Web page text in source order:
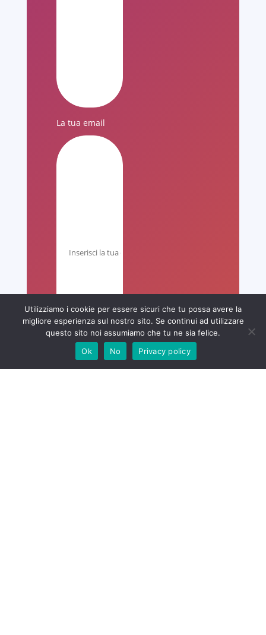
La tua email
Utilizziamo i cookie per essere sicuri che tu possa avere la
migliore esperienza sul nostro sito. Se continui ad utilizzare
questo sito noi assumiamo che tu ne sia felice.
Ok
No Privacy policy